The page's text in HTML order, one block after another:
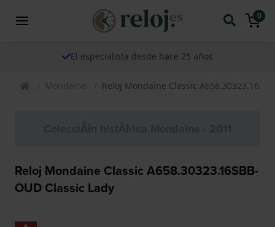
0
El especialista desde hace 25 años
Mondaine Reloj Mondaine Classic
Reloj Mondaine Classic A658.30323.16SBB-
OUD Classic Lady